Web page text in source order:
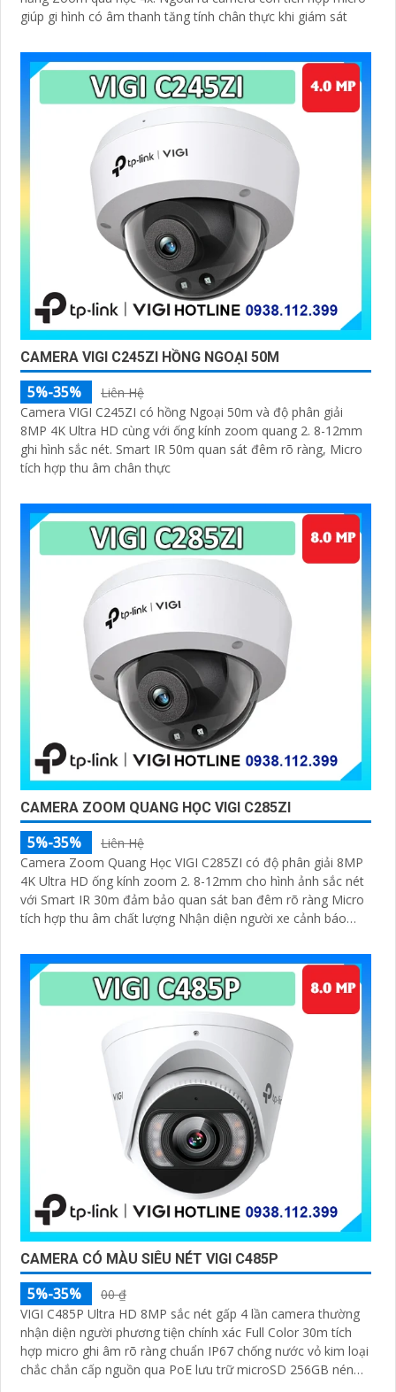
giúp gi hình có âm thanh tăng tính chân thực khi giám sát
CAMERA VIGI C245ZI HỒNG NGOẠI 50M
5%-35%
Liên Hệ
Camera VIGI C245ZI có hồng Ngoại 50m và độ phân giải
8MP 4K Ultra HD cùng với ống kính zoom quang 2. 8-12mm
ghi hình sắc nét. Smart IR 50m quan sát đêm rõ ràng, Micro
tích hợp thu âm chân thực
CAMERA ZOOM QUANG HỌC VIGI C285ZI
5%-35%
Liên Hệ
Camera Zoom Quang Học VIGI C285ZI có độ phân giải 8MP
4K Ultra HD ống kính zoom 2. 8-12mm cho hình ảnh sắc nét
với Smart IR 30m đảm bảo quan sát ban đêm rõ ràng Micro
tích hợp thu âm chất lượng Nhận diện người xe cảnh báo
CAMERA CÓ MÀU SIÊU NÉT VIGI C485P
5%-35%
00 ₫
VIGI C485P Ultra HD 8MP sắc nét gấp 4 lần camera thường
nhận diện người phương tiện chính xác Full Color 30m tích
hợp micro ghi âm rõ ràng chuẩn IP67 chống nước vỏ kim loại
chắc chắn cấp nguồn qua PoE lưu trữ microSD 256GB nén